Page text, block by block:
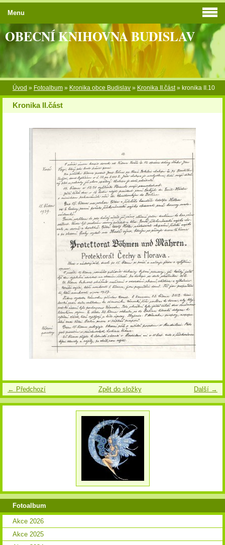
OBECNÍ KNIHOVNA BUDISLAV
Úvod » Fotoalbum » Kronika obce Budislav » Kronika II.část» kronika II.10
Kronika II.část
← Předchozí Další →
Zpět do složky
Menu
Fotoalbum
Akce 2026
Akce 2025